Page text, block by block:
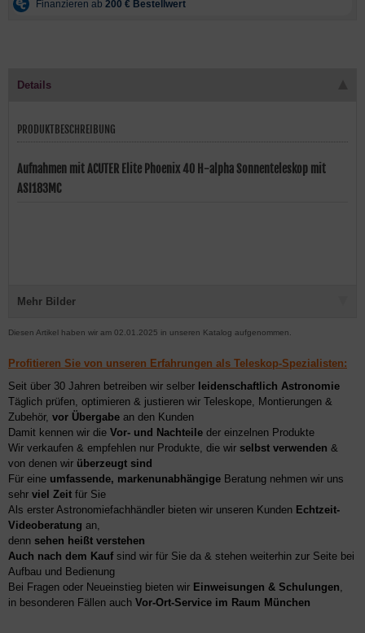
Details
PRODUKTBESCHREIBUNG
Aufnahmen mit ACUTER Elite Phoenix 40 H-alpha Sonnenteleskop mit
ASI183MC
Mehr Bilder
Diesen Artikel haben wir am 02.01.2025 in unseren Katalog aufgenommen.
Profitieren Sie von unseren Erfahrungen als Teleskop-Spezialisten:
Seit über 30 Jahren betreiben wir selber leidenschaftlich Astronomie
Täglich prüfen, optimieren & justieren wir Teleskope, Montierungen &
Zubehör, vor Übergabe an den Kunden
Damit kennen wir die Vor- und Nachteile der einzelnen Produkte
Wir verkaufen & empfehlen nur Produkte, die wir selbst verwenden &
von denen wir überzeugt sind
Für eine umfassende, markenunabhängige Beratung nehmen wir uns
sehr viel Zeit für Sie
Als erster Astronomiefachhändler bieten wir unseren Kunden Echtzeit-
Videoberatung an,
denn sehen heißt verstehen
Auch nach dem Kaufsind wir für Sie da & stehen weiterhin zur Seite bei
Aufbau und Bedienung
Bei Fragen oder Neueinstieg bieten wir Einweisungen & Schulungen,
in besonderen Fällen auch Vor-Ort-Service im Raum München